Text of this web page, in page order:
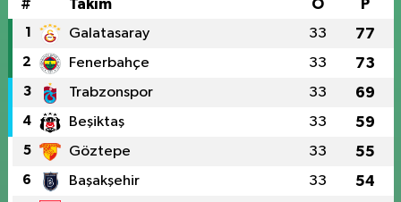
# Takım O P
1 Galatasaray 33 77
2 Fenerbahçe 33 73
3 Trabzonspor 33 69
4 Beşiktaş 33 59
5 Göztepe 33 55
6 Başakşehir 33 54